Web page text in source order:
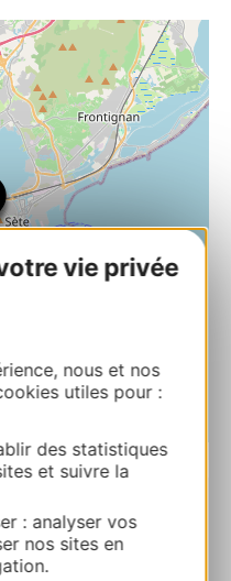
vie privée
nous et nos
utiles pour :
des statistiques
et suivre la
: analyser vos
nos sites en
data ©OpenStreetMap contributors